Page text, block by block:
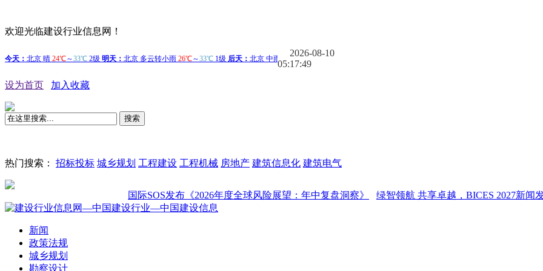
欢迎光临建设行业信息网！
2026-08-10
05:17:50
设为首页 加入收藏
搜索
热门搜索： 招标投标 城乡规划 工程建设 工程机械 房地产 建筑信息化 建筑电气
国际SOS发布《2026年度全球风险展望：年中复盘洞察》 绿智领航 共享卓越，BICES 2027新闻发布会
新闻
政策法规
城乡规划
勘察设计